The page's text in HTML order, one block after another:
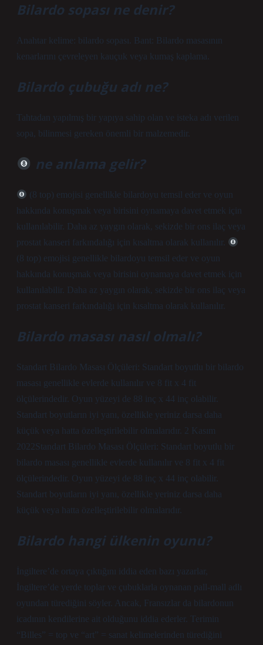
Bilardo sopası ne denir?
Anahtar kelime: bilardo sopası. Bant: Bilardo masasının
kenarlarını çevreleyen kauçuk veya kumaş kaplama.
Bilardo çubuğu adı ne?
Tahtadan yapılmış bir yapıya sahip olan ve isteka adı verilen
sopa, bilinmesi gereken önemli bir malzemedir.
ne anlama gelir?
(8 top) emojisi genellikle bilardoyu temsil eder ve oyun
hakkında konuşmak veya birisini oynamaya davet etmek için
kullanılabilir. Daha az yaygın olarak, sekizde bir ons ilaç veya
prostat kanseri farkındalığı için kısaltma olarak kullanılır.
(8 top) emojisi genellikle bilardoyu temsil eder ve oyun
hakkında konuşmak veya birisini oynamaya davet etmek için
kullanılabilir. Daha az yaygın olarak, sekizde bir ons ilaç veya
prostat kanseri farkındalığı için kısaltma olarak kullanılır.
Bilardo masası nasıl olmalı?
Standart Bilardo Masası Ölçüleri: Standart boyutlu bir bilardo
masası genellikle evlerde kullanılır ve 8 fit x 4 fit
ölçülerindedir. Oyun yüzeyi de 88 inç x 44 inç olabilir.
Standart boyutların iyi yanı, özellikle yeriniz darsa daha
küçük veya hatta özelleştirilebilir olmalarıdır. 2 Kasım
2022Standart Bilardo Masası Ölçüleri: Standart boyutlu bir
bilardo masası genellikle evlerde kullanılır ve 8 fit x 4 fit
ölçülerindedir. Oyun yüzeyi de 88 inç x 44 inç olabilir.
Standart boyutların iyi yanı, özellikle yeriniz darsa daha
küçük veya hatta özelleştirilebilir olmalarıdır.
Bilardo hangi ülkenin oyunu?
İngiltere’de ortaya çıktığını iddia eden bazı yazarlar,
İngiltere’de yerde toplar ve çubuklarla oynanan pall-mall adlı
oyundan türediğini söyler. Ancak, Fransızlar da bilardonun
icadının kendilerine ait olduğunu iddia ederler. Terimin
“Billes” = top ve “art” = sanat kelimelerinden türediğini